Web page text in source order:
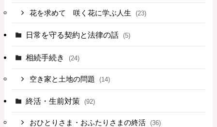
花を求めて 咲く花に学ぶ人生 (23)
日常を守る契約と法律の話 (5)
相続手続き (24)
空き家と土地の問題 (14)
終活・生前対策 (92)
おひとりさま・おふたりさまの終活 (36)